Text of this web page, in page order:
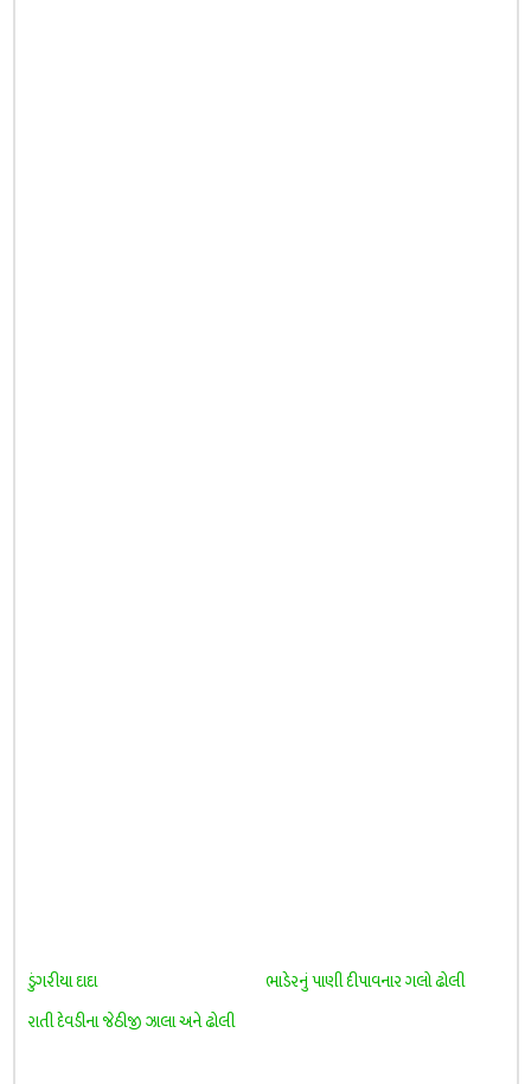
ડુંગરીયા દાદા
ભાડેરનું પાણી દીપાવનાર ગલો ઢોલી
રાતી દેવડીના જેઠીજી ઝાલા અને ઢોલી